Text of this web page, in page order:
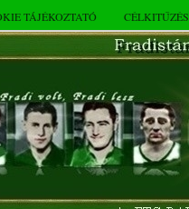
TÁJÉKOZTATÓ